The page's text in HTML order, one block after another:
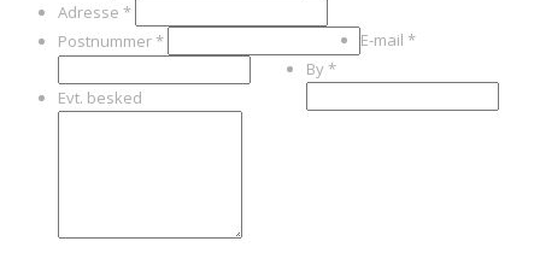
Adresse *
Postnummer*
By*
E-mail *
Evt. besked